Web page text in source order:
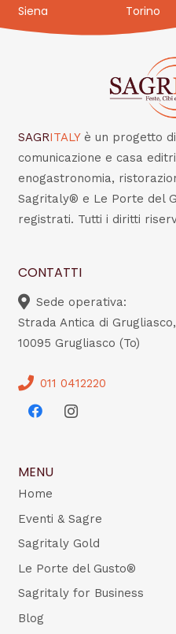
Siena
Torino
SAGRITALY è un progetto
comunicazione e casa
enogastronomia,
Sagritaly® e Le Porte del
registrati. Tutti i diritti
CONTATTI
Sede operativa:
Strada Antica di Grugliasco,
10095 Grugliasco (To)
011 0412220
MENU
Home
Eventi & Sagre
Sagritaly Gold
Le Porte del Gusto®
Sagritaly for Business
Blog